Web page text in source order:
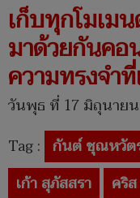
เก็บทุกโมเม
มาด้วยกันคอ
ความทรงจำ
วันพุธ ที่ 17 มิถุนาย
Tag : กันต์ ชุณหวัต
เก้า สุภัสสรา
คริ